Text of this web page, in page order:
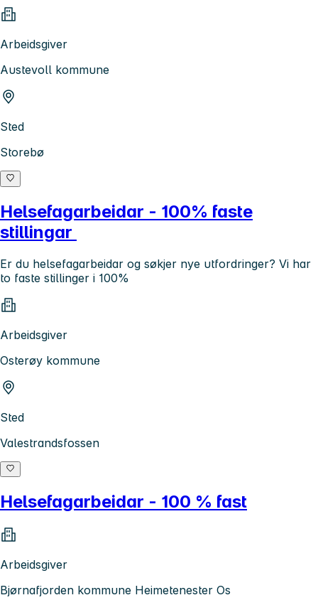
Arbeidsgiver
Austevoll kommune
Sted
Storebø
Helsefagarbeidar - 100% faste
stillingar
Er du helsefagarbeidar og søkjer nye utfordringer? Vi har
to faste stillinger i 100%
Arbeidsgiver
Osterøy kommune
Sted
Valestrandsfossen
Helsefagarbeidar - 100 % fast
Arbeidsgiver
Bjørnafjorden kommune Heimetenester Os